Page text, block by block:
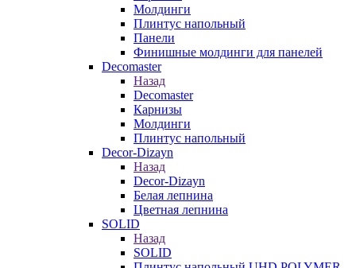
Молдинги
Плинтус напольный
Панели
Финишные молдинги для панелей
Decomaster
Назад
Decomaster
Карнизы
Молдинги
Плинтус напольный
Decor-Dizayn
Назад
Decor-Dizayn
Белая лепнина
Цветная лепнина
SOLID
Назад
SOLID